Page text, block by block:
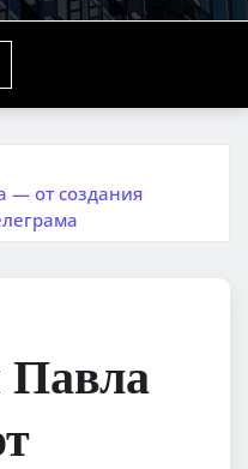
— от создания
Павла